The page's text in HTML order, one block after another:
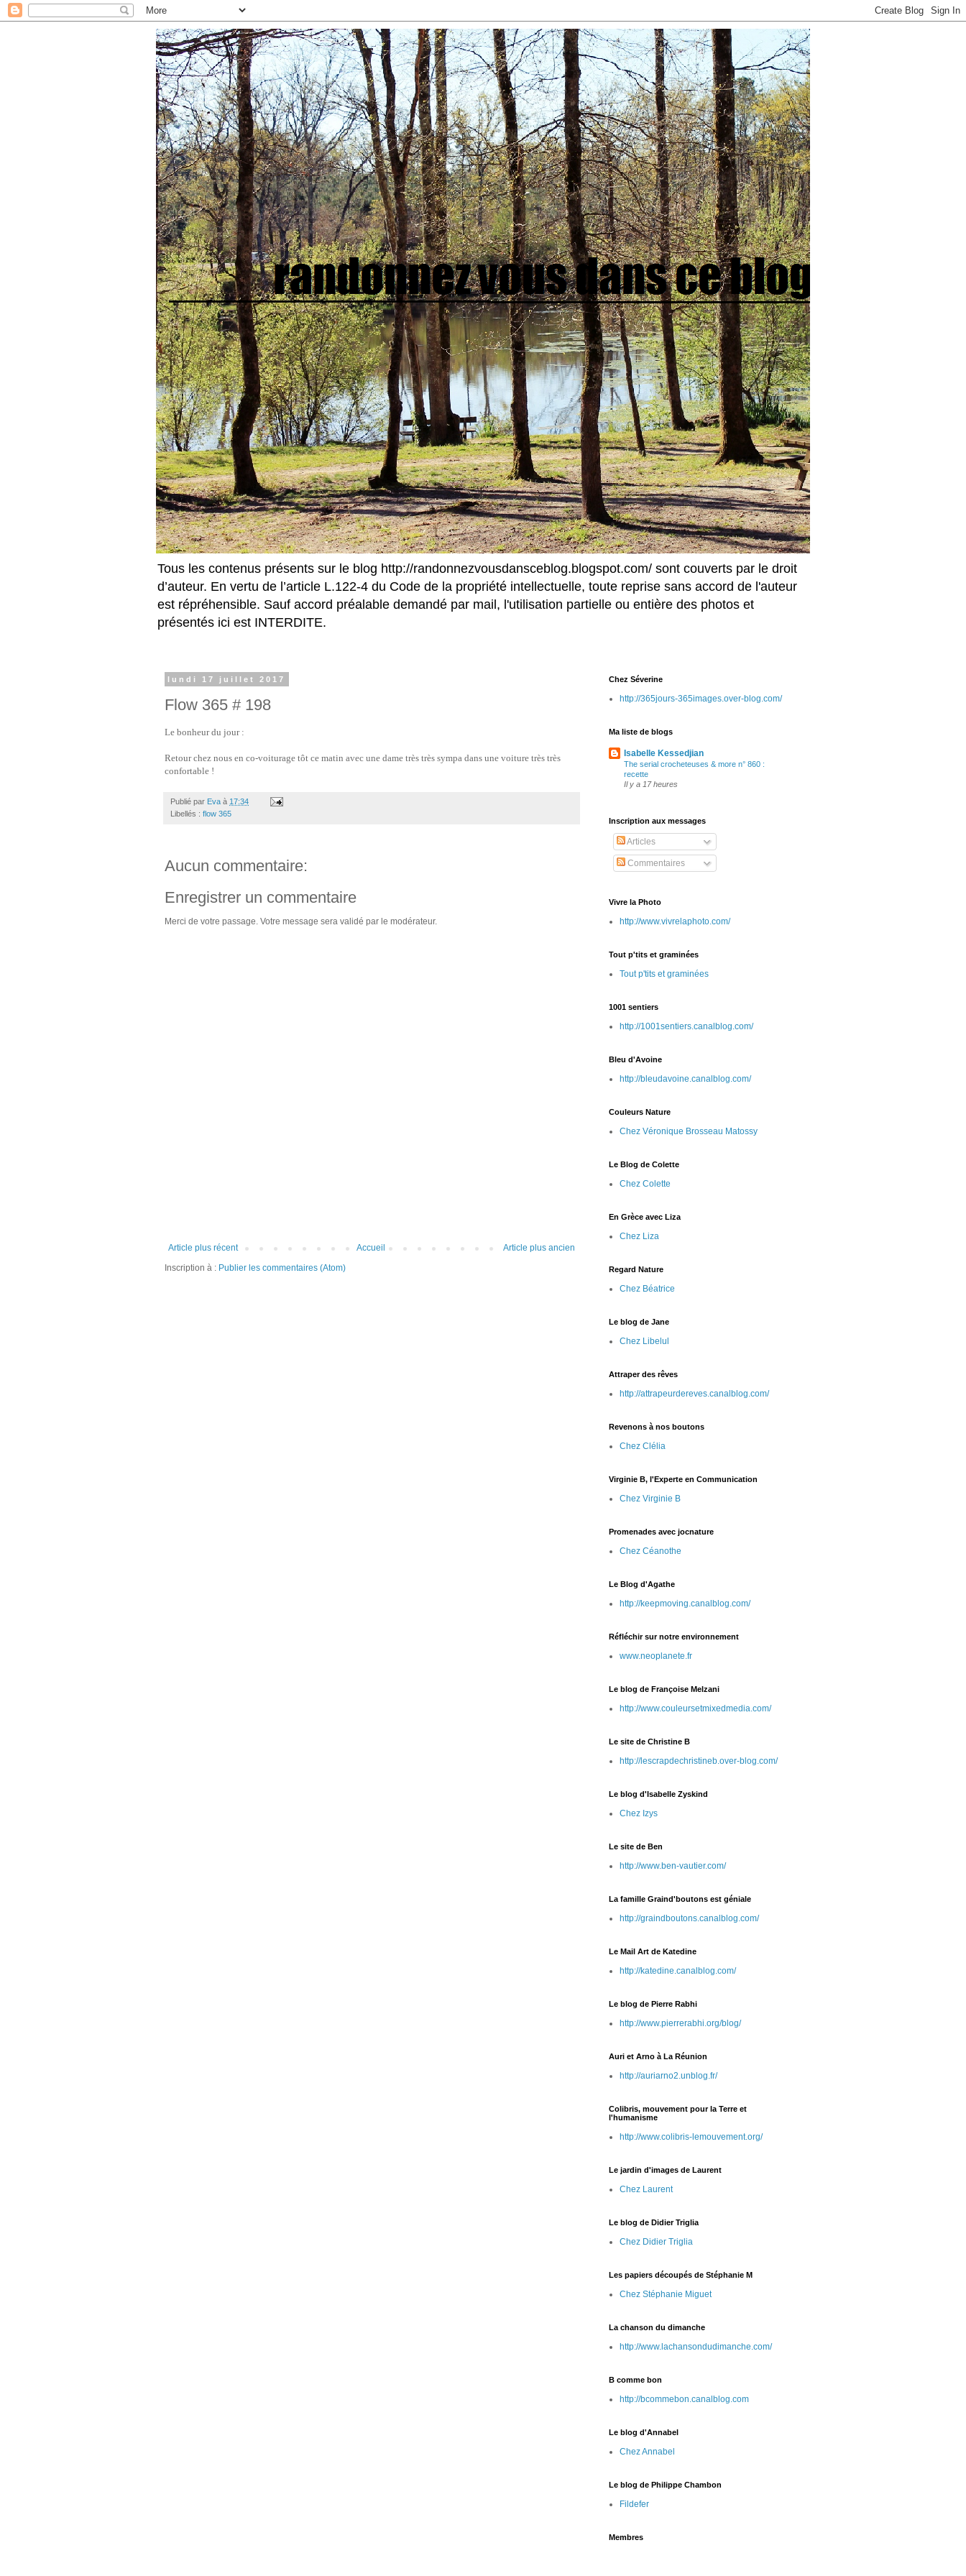
Tous les contenus présents sur le blog http://randonnezvousdansceblog.blogspot.com/ sont couverts par le droit
d’auteur. En vertu de l’article L.122-4 du Code de la propriété intellectuelle, toute reprise sans accord de l'auteur
est répréhensible. Sauf accord préalable demandé par mail, l'utilisation partielle ou entière des photos et
présentés ici est INTERDITE.
lundi 17 juillet 2017
Flow 365 # 198
Le bonheur du jour :
Retour chez nous en co-voiturage tôt ce matin avec une dame très très sympa dans une voiture très très
confortable !
Publié par Eva à 17:34
Libellés : flow 365
Aucun commentaire:
Enregistrer un commentaire
Merci de votre passage. Votre message sera validé par le modérateur.
Article plus récent Article plus ancien
Accueil
Inscription à : Publier les commentaires (Atom)
Chez Séverine
http://365jours-365images.over-blog.com/
Ma liste de blogs
Isabelle Kessedjian
The serial crocheteuses & more n° 860 :
recette
Il y a 17 heures
Inscription aux messages
Articles
Commentaires
Vivre la Photo
http://www.vivrelaphoto.com/
Tout p'tits et graminées
Tout p'tits et graminées
1001 sentiers
http://1001sentiers.canalblog.com/
Bleu d'Avoine
http://bleudavoine.canalblog.com/
Couleurs Nature
Chez Véronique Brosseau Matossy
Le Blog de Colette
Chez Colette
En Grèce avec Liza
Chez Liza
Regard Nature
Chez Béatrice
Le blog de Jane
Chez Libelul
Attraper des rêves
http://attrapeurdereves.canalblog.com/
Revenons à nos boutons
Chez Clélia
Virginie B, l'Experte en Communication
Chez Virginie B
Promenades avec jocnature
Chez Céanothe
Le Blog d'Agathe
http://keepmoving.canalblog.com/
Réfléchir sur notre environnement
www.neoplanete.fr
Le blog de Françoise Melzani
http://www.couleursetmixedmedia.com/
Le site de Christine B
http://lescrapdechristineb.over-blog.com/
Le blog d'Isabelle Zyskind
Chez Izys
Le site de Ben
http://www.ben-vautier.com/
La famille Graind'boutons est géniale
http://graindboutons.canalblog.com/
Le Mail Art de Katedine
http://katedine.canalblog.com/
Le blog de Pierre Rabhi
http://www.pierrerabhi.org/blog/
Auri et Arno à La Réunion
http://auriarno2.unblog.fr/
Colibris, mouvement pour la Terre et
l'humanisme
http://www.colibris-lemouvement.org/
Le jardin d'images de Laurent
Chez Laurent
Le blog de Didier Triglia
Chez Didier Triglia
Les papiers découpés de Stéphanie M
Chez Stéphanie Miguet
La chanson du dimanche
http://www.lachansondudimanche.com/
B comme bon
http://bcommebon.canalblog.com
Le blog d'Annabel
Chez Annabel
Le blog de Philippe Chambon
Fildefer
Membres